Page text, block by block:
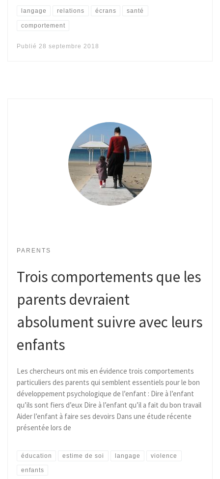
langage relations écrans santé
comportement
Publié 28 septembre 2018
PARENTS
Trois comportements que les
parents devraient
absolument suivre avec leurs
enfants
Les chercheurs ont mis en évidence trois comportements
particuliers des parents qui semblent essentiels pour le bon
développement psychologique de l’enfant : Dire à l’enfant
qu’ils sont fiers d’eux Dire à l’enfant qu’il a fait du bon travail
Aider l’enfant à faire ses devoirs Dans une étude récente
présentée lors de
éducation estime de soi langage violence
enfants